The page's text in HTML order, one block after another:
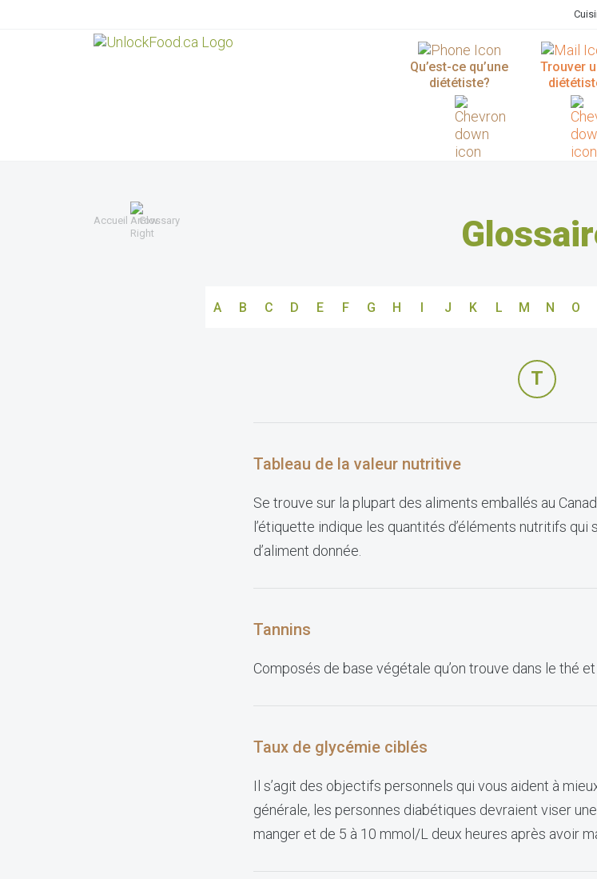
Qu’est-ce qu’une
diététiste?
Trouver
Accueil Glossary
A B C D E F G H I J K L M N O
T
Tableau de la valeur nutritive
Se trouve sur la plupart des aliments emballés au
l’étiquette indique les quantités d’éléments nutritifs
d’aliment donnée.
Tannins
Composés de base végétale qu’on trouve dans le thé et
Taux de glycémie ciblés
Il s’agit des objectifs personnels qui vous aident à
générale, les personnes diabétiques devraient viser
manger et de 5 à 10 mmol/L deux heures après avoir